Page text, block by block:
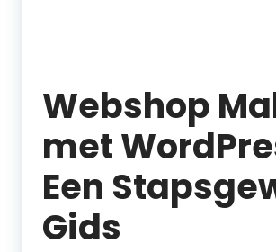
Webshop
met
Een
Gids